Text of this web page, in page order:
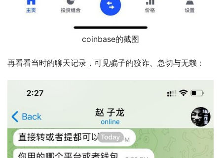
coinbase的截图
再看看当时的聊天记录，可见骗子的狡诈、急切与无赖：